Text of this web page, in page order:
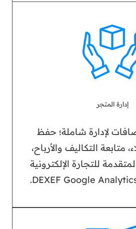
إدارة المتجر
لإدارة شاملة؛ حفظ
متابعة التكاليف والأرباح،
للتجارة الإلكترونية